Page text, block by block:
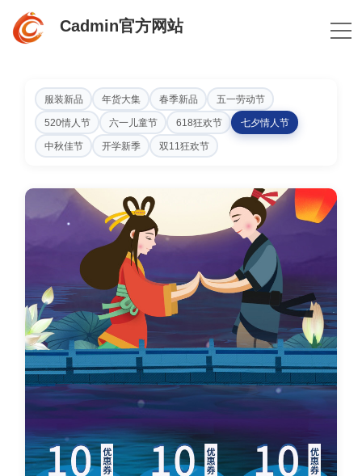
Cadmin官方网站
服装新品 年货大集 春季新品 五一劳动节
520情人节 六一儿童节 618狂欢节 七夕情人节
中秋佳节 开学新季 双11狂欢节